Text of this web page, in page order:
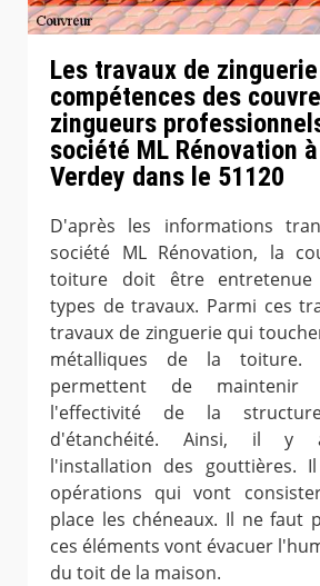
Les travaux de
compétences des
zingueurs
société ML Rénovation
Verdey dans le 51120
D'après les informations
société ML Rénovation, la
toiture doit être entretenue
types de travaux. Parmi ces
travaux de zinguerie qui
métalliques de la toiture.
permettent de maintenir
l'effectivité de la
d'étanchéité. Ainsi, il y
l'installation des gouttières.
opérations qui vont
place les chéneaux. Il ne faut
ces éléments vont évacuer
du toit de la maison.